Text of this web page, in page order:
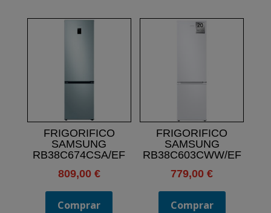
FRIGORIFICO
SAMSUNG
RB38C674CSA/EF
809,00 €
Comprar
FRIGORIFICO
SAMSUNG
RB38C603CWW/EF
779,00€
Comprar